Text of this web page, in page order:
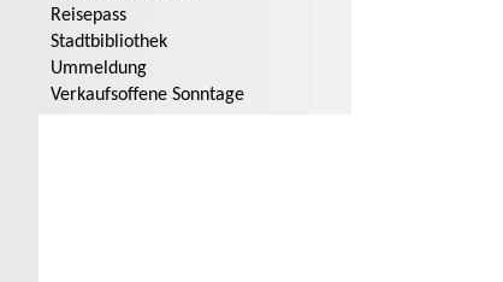
Reisepass
Stadtbibliothek
Ummeldung
Verkaufsoffene Sonntage